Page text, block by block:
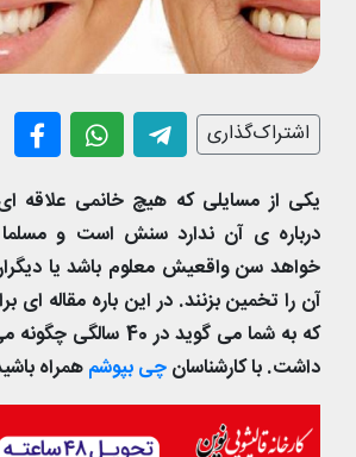
اشتراک‌گذاری
یکی از مسایلی که هیچ خانمی علاقه
درباره ی آن ندارد سنش است و
خواهد سن واقعیش معلوم باشد یا
آن را تخمین بزنند. در این باره مقاله ای
که به شما می گوید در 40
داشت. با کارشناسانچی بپوشمهمراه